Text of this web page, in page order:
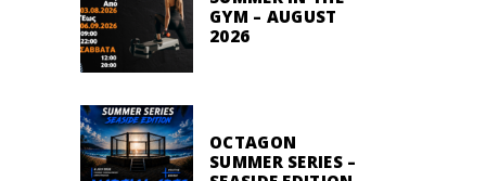
GYM – AUGUST
2026
OCTAGON
SUMMER SERIES –